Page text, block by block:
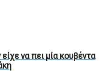
να πει μία κουβέντα